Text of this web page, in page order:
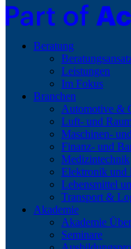
Beratung
Leistungen
Im Fokus
Branchen
Automotive &
Luft- und
Maschinen-
Finanz- und
Medizintechnik
Elektronik und
Lebensmittel
Transport &
Akademie
Akademie
Seminare